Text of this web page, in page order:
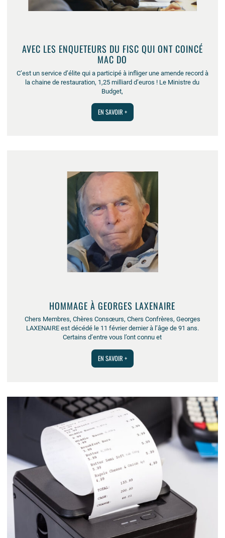
AVEC LES ENQUETEURS DU FISC QUI ONT COINCÉ
MAC DO
C’est un service d’élite qui a participé à infliger une amende record à
la chaine de restauration, 1,25 milliard d’euros ! Le Ministre du
Budget,
EN SAVOIR +
HOMMAGE À GEORGES LAXENAIRE
Chers Membres, Chères Consœurs, Chers Confrères, Georges
LAXENAIRE est décédé le 11 février dernier à l’âge de 91 ans.
Certains d’entre vous l’ont connu et
EN SAVOIR +